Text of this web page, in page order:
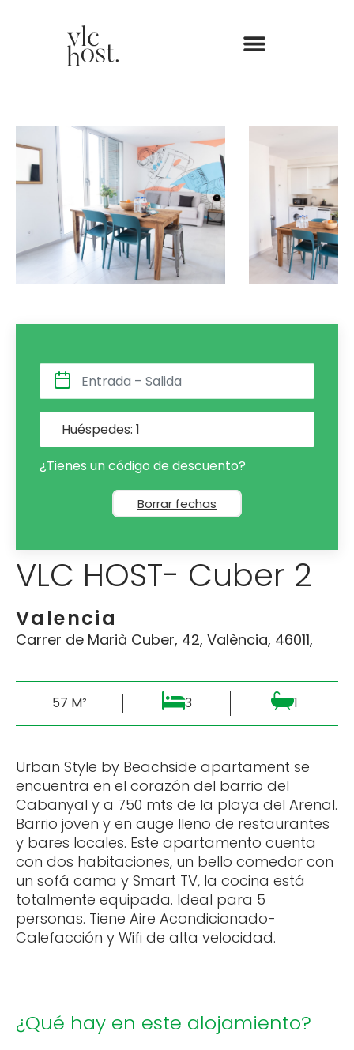
VLC HOST- Cuber 2
Valencia
Carrer de Marià Cuber, 42, València, 46011,
57 M² 3 1
Urban Style by Beachside apartament se
encuentra en el corazón del barrio del
Cabanyal y a 750 mts de la playa del Arenal.
Barrio joven y en auge lleno de restaurantes
y bares locales. Este apartamento cuenta
con dos habitaciones, un bello comedor con
un sofá cama y Smart TV, la cocina está
totalmente equipada. Ideal para 5
personas. Tiene Aire Acondicionado-
Calefacción y Wifi de alta velocidad.
¿Qué hay en este alojamiento?
Huéspedes: 1
¿Tienes un código de descuento?
Borrar fechas